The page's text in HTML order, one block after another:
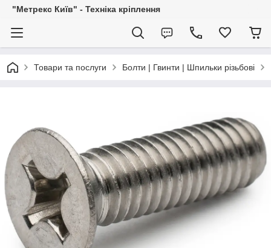
"Метрекс Київ" - Техніка кріплення
Товари та послуги Болти | Гвинти | Шпильки різьбові